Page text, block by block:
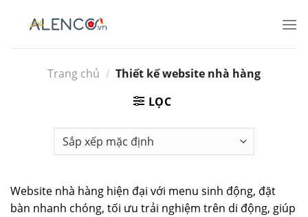
Trang chủ / Thiết kế website nhà hàng
LỌC
Website nhà hàng hiện đại với menu sinh động, đặt
bàn nhanh chóng, tối ưu trải nghiệm trên di động, giúp